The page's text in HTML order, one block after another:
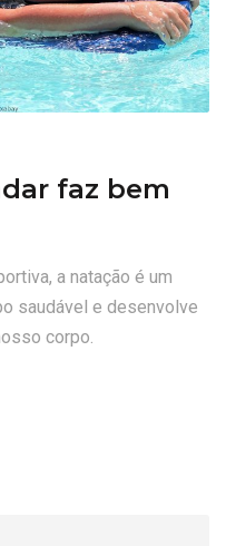
faz bem
a natação é um
saudável e desenvolve
corpo.